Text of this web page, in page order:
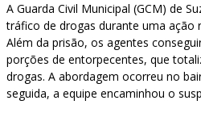
A Guarda Civil Municipal (GCM) de
tráfico de drogas durante uma ação
Além da prisão, os agentes
porções de entorpecentes, que
drogas. A abordagem ocorreu no
seguida, a equipe encaminhou o